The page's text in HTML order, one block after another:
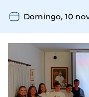
Domingo, 10